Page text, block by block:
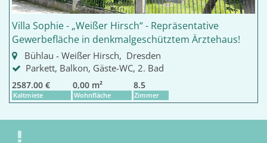
Villa Sophie - „Weißer Hirsch“ - Repräsentative
Gewerbefläche in denkmalgeschütztem Ärztehaus!
Bühlau - Weißer Hirsch, Dresden
Parkett, Balkon, Gäste-WC, 2. Bad
2587.00 €
Kaltmiete
0,00 m²
Wohnfläche
8.5
Zimmer